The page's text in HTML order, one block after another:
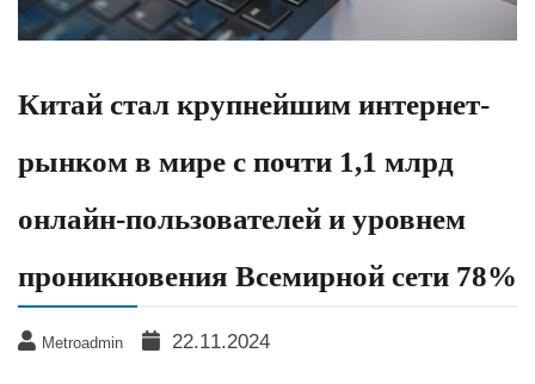
Китай стал крупнейшим интернет-
рынком в мире с почти 1,1 млрд
онлайн-пользователей и уровнем
проникновения Всемирной сети 78%
Metroadmin 22.11.2024